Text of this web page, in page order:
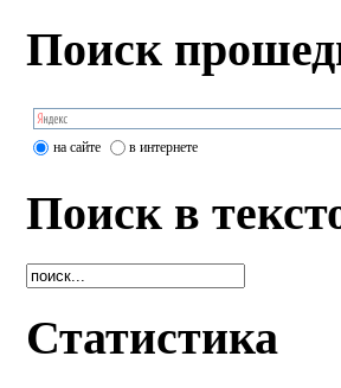
Поиск
на сайте в интернете
Поиск в
Статистика